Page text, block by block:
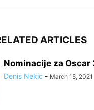
ARTICLES
Nominacije za Oscar
Denis Nekic - March 15, 2021